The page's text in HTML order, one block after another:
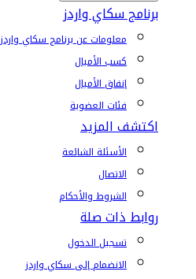
برنامج سكاي واردز
معلومات عن برنامج سكاي واردز
كسب الأميال
إنفاق الأميال
فئات العضوية
اكتشف المزيد
الأسئلة الشائعة
الاتصال
الشروط والأحكام
روابط ذات صلة
تسجيل الدخول
الانضمام إلى سكاي واردز